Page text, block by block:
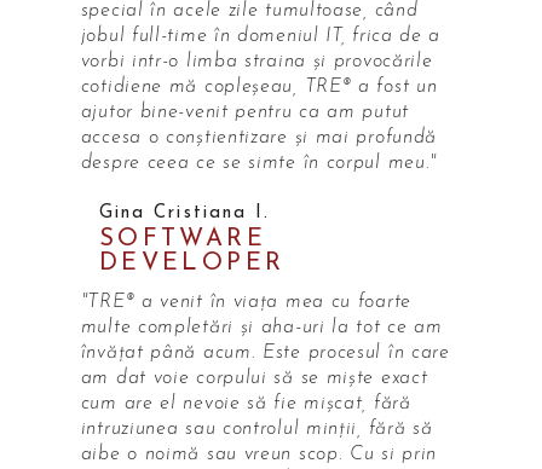
special în acele zile tumultoase, când
jobul full-time în domeniul IT, frica de a
vorbi intr-o limba straina și provocările
cotidiene mă copleșeau, TRE® a fost un
ajutor bine-venit pentru ca am putut
accesa o conștientizare și mai profundă
despre ceea ce se simte în corpul meu."
Gina Cristiana I.
SOFTWARE
DEVELOPER
"TRE® a venit în viața mea cu foarte
multe completări și aha-uri la tot ce am
învățat până acum. Este procesul în care
am dat voie corpului să se miște exact
cum are el nevoie să fie mișcat, fără
intruziunea sau controlul minții, fără să
aibe o noimă sau vreun scop. Cu si prin